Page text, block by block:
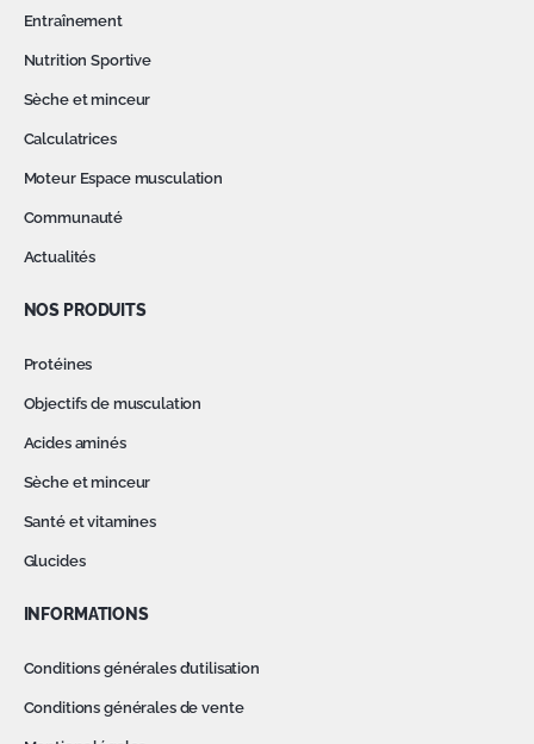
Entraînement
Nutrition Sportive
Sèche et minceur
Calculatrices
Moteur Espace musculation
Communauté
Actualités
NOS PRODUITS
Protéines
Objectifs de musculation
Acides aminés
Sèche et minceur
Santé et vitamines
Glucides
INFORMATIONS
Conditions générales d’utilisation
Conditions générales de vente